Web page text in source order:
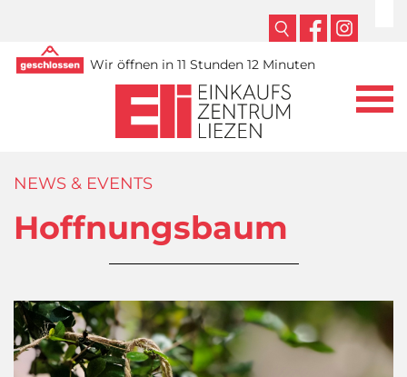
Wir öffnen in 11 Stunden 12 Minuten
NEWS & EVENTS
Hoffnungsbaum